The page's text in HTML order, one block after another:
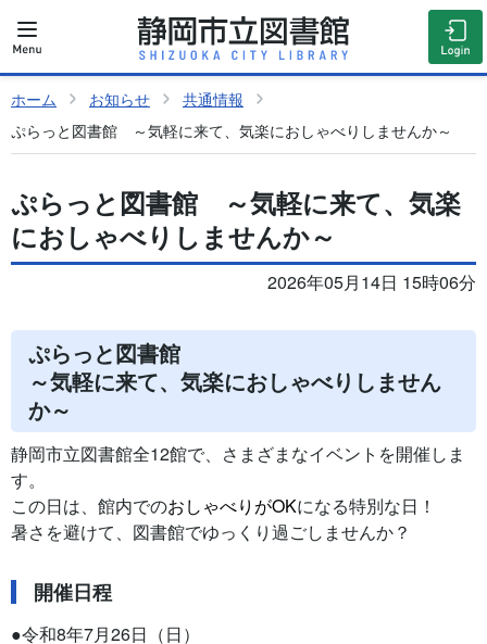
ホーム お知らせ
共通情報
ぷらっと図書館 ～気軽に来て、気楽におしゃべりしませんか～
ぷらっと図書館 ～気軽に来て、気楽
におしゃべりしませんか～
2026年05月14日 15時06分
ぷらっと図書館
～気軽に来て、気楽におしゃべりしません
か～
静岡市立図書館全12館で、さまざまなイベントを開催しま
す。
この日は、館内でのおしゃべりがOKになる特別な日！
暑さを避けて、図書館でゆっくり過ごしませんか？
開催日程
●令和8年7月26日（日）